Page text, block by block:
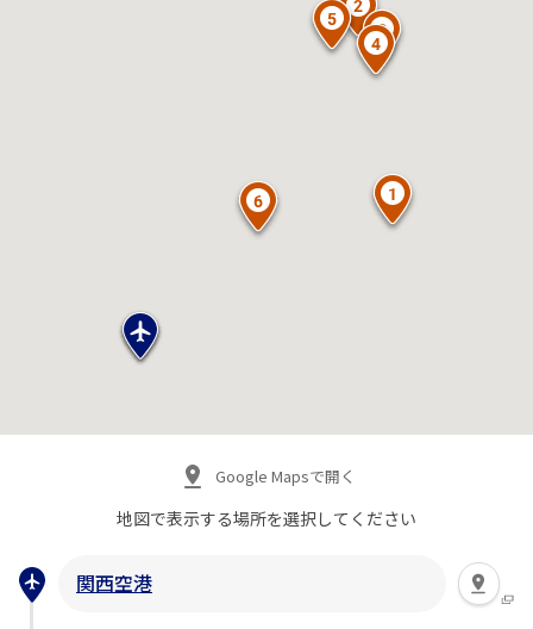
Google Mapsで開く
地図で表示する場所を選択してください
関西空港